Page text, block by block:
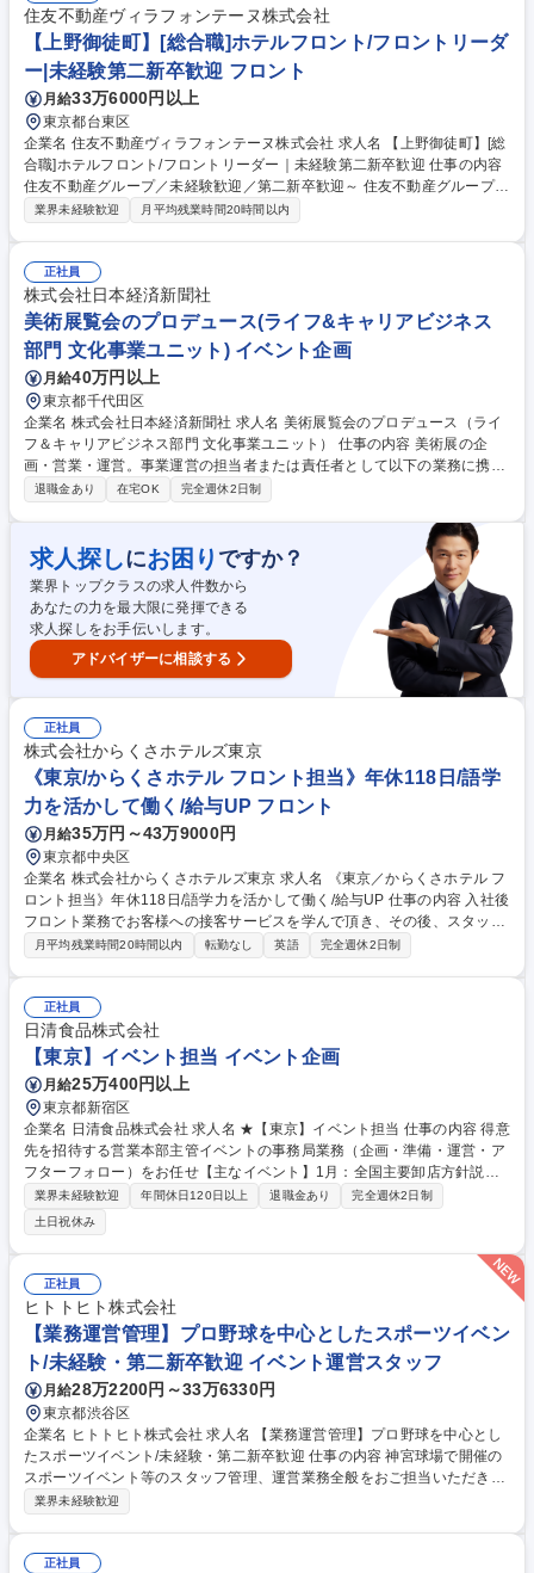
作成 ・プレミアムバンダイ向け商品の企画、仕入れ、プロモーションの立
案・企画 募集職種 【ECビジネス担当】◎研修･制度充実/アイディアを商
品に!
住友不動産ヴィラフォンテーヌ株式会社
【上野御徒町】[総合職]ホテルフロント/フロントリーダ
ー|未経験第二新卒歓迎 フロント
月給33万6000円以上
東京都台東区
企業名 住友不動産ヴィラフォンテーヌ株式会社 求人名 【上野御徒町】[総
合職]ホテルフロント/フロントリーダー｜未経験第二新卒歓迎 仕事の内容
住友不動産グループ／未経験歓迎／第二新卒歓迎～ 住友不動産グループの
当社でホテルフロント業務をお任せします。適性に応じてフロント一般職
任せします。 ・チェックイン・チェックアウト対応業務 ・予約受付、問
い合わせ、お客様要望への対応業務 ・請求書等の事務処理業務 ・稼動・
売上管理、客室対応、安全管理等の業務 募集職種 【上野御徒町】[総合職]
ホテルフロント/フロントリーダー｜未経験第二新卒歓迎
業界未経験歓迎 月平均残業時間20時間以内
正社員
株式会社日本経済新聞社
美術展覧会のプロデュース(ライフ&キャリアビジネス
部門 文化事業ユニット) イベント企画
月給40万円以上
東京都千代田区
企業名 株式会社日本経済新聞社 求人名 美術展覧会のプロデュース（ライ
フ＆キャリアビジネス部門 文化事業ユニット） 仕事の内容 美術展の企
画・営業・運営。事業運営の担当者または責任者として以下の業務に携わ
っていただきます。 【具体的な業務】 ■美術展の企画、開催スキームの検
社、デザイナー、協賛企業、輸送・施工会社、PR会社ほか）との調整 な
ど ◎文化事業ユニットでは約60年にわたり日本画や名刹の仏像など日本
美術のほか、オルセー美術館、メトロポリタン美術館など海外美術館の大
規模美術展を例年開催してきました。 募集職種 美術展覧会のプロデュー
ス（ライフ＆キャリアビジネス部門 文化事業ユニット）
退職金あり 在宅OK 完全週休2日制
求人探しにお困り ですか？
業界トップクラスの求人件数から
あなたの力を最大限に発揮できる
求人探しをお手伝いします。
アドバイザーに相談する
正社員
株式会社からくさホテルズ東京
《東京/からくさホテル フロント担当》年休118日/語学
力を活かして働く/給与UP フロント
月給35万円～43万9000円
東京都中央区
企業名 株式会社からくさホテルズ東京 求人名 《東京／からくさホテル フ
ロント担当》年休118日/語学力を活かして働く/給与UP 仕事の内容 入社後
フロント業務でお客様への接客サービスを学んで頂き、その後、スタッフ
の教育や収支管理等、ホテルの運営にも携わっていただきます。 【具体的
ベント企画などの各種提案業務 ★現場の声を重視する社風で、サービスや
イベント、内装など様々な分野においてご自身の考えなどを提案出来る環
境です。 募集職種 《東京／からくさホテル フロント担当》年休118日/語
学力を活かして働く/給与UP
月平均残業時間20時間以内 転勤なし 英語 完全週休2日制
正社員
日清食品株式会社
【東京】イベント担当 イベント企画
月給25万400円以上
東京都新宿区
企業名 日清食品株式会社 求人名 ★【東京】イベント担当 仕事の内容 得意
先を招待する営業本部主管イベントの事務局業務（企画・準備・運営・ア
フターフォロー）をお任せ【主なイベント】1月：全国主要卸店方針説明
会/2月：CUP NOODLE OPEN（ハワイでのゴルフコンペ） 3月：経営方
針説明会・プロアマゴルフ大会/10月：全国主要卸店懇親ゴルフ【業務詳
細】※旅行会社や各関係先と協業 イベント内容企画立案、オリジナルグッ
ズ製作/ゲスト関連書類作成（招待状・申込書・お礼状等）/観光プラン作
成、席次作成、パーティー料理選定/景品、賞品選定および手配、ゲストト
ピックス作成、ゴルフ組み合わせ作成/参加ホスト向けオリエンテーション
実施、配布パンフレット作成/提供サンプル手配 等 募集職種 ★【東京】イ
ベント担当
業界未経験歓迎 年間休日120日以上 退職金あり
完全週休2日制
土日祝休み
正社員
ヒトトヒト株式会社
【業務運営管理】プロ野球を中心としたスポーツイベン
ト/未経験・第二新卒歓迎 イベント運営スタッフ
月給28万2200円～33万6330円
東京都渋谷区
企業名 ヒトトヒト株式会社 求人名 【業務運営管理】プロ野球を中心とし
たスポーツイベント/未経験・第二新卒歓迎 仕事の内容 神宮球場で開催の
スポーツイベント等のスタッフ管理、運営業務全般をおご担当いただきま
す。シーズン中はプロ野球をメインとし、高校野球や大学野球、各種イベ
の指示だし ・アルバイトスタッフでの対応が難しい案件の2次対応 ★面倒
業界未経験歓迎
正社員